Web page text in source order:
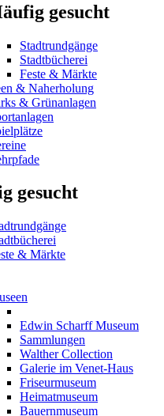
gesucht
Stadtrundgänge
Stadtbücherei
Feste & Märkte
& Naherholung
& Grünanlagen
gesucht
& Märkte
Edwin Scharff Museum
Sammlungen
Walther Collection
Galerie im Venet-Haus
Friseurmuseum
Heimatmuseum
Bauernmuseum